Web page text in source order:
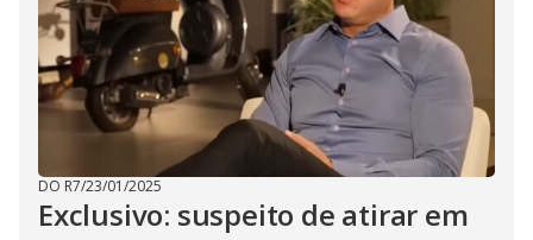
DO R7/23/01/2025
Exclusivo: suspeito de atirar em